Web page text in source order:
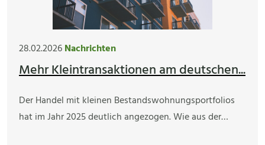
28.02.2026Nachrichten
Mehr Kleintransaktionen am deutschen...
Der Handel mit kleinen Bestandswohnungsportfolios
hat im Jahr 2025 deutlich angezogen. Wie aus der…